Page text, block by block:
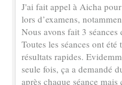
J'ai fait appel à Aicha
lors d’examens,
Nous avons fait 3
Toutes les séances ont été
résultats rapides.
seule fois, ça a demandé
après chaque séance